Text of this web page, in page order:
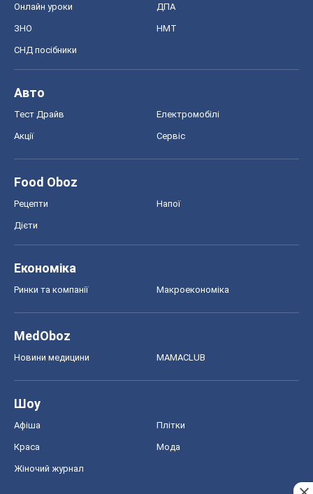
Онлайн уроки ДПА
ЗНО НМТ
СНД посібники
Авто
Тест Драйв Електромобілі
Акції Сервіс
Food Oboz
Рецепти Напої
Дієти
Економіка
Ринки та компанії Макроекономіка
MedOboz
Новини медицини MAMACLUB
Шоу
Афіша Плітки
Краса Мода
Жіночий журнал